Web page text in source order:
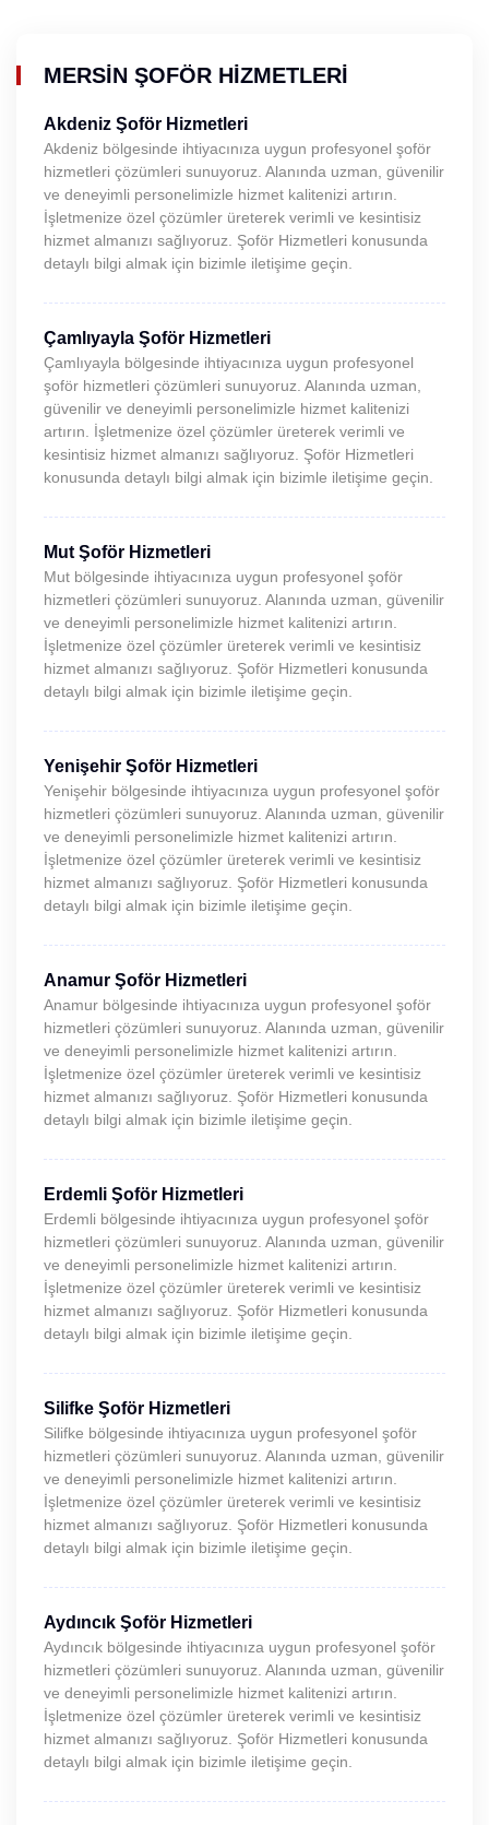
MERSIN ŞOFÖR HIZMETLERI
Akdeniz Şoför Hizmetleri
Akdeniz bölgesinde ihtiyacınıza uygun profesyonel şoför
hizmetleri çözümleri sunuyoruz. Alanında uzman, güvenilir
ve deneyimli personelimizle hizmet kalitenizi artırın.
İşletmenize özel çözümler üreterek verimli ve kesintisiz
hizmet almanızı sağlıyoruz. Şoför Hizmetleri konusunda
detaylı bilgi almak için bizimle iletişime geçin.
Çamlıyayla Şoför Hizmetleri
Çamlıyayla bölgesinde ihtiyacınıza uygun profesyonel
şoför hizmetleri çözümleri sunuyoruz. Alanında uzman,
güvenilir ve deneyimli personelimizle hizmet kalitenizi
artırın. İşletmenize özel çözümler üreterek verimli ve
kesintisiz hizmet almanızı sağlıyoruz. Şoför Hizmetleri
konusunda detaylı bilgi almak için bizimle iletişime geçin.
Mut Şoför Hizmetleri
Mut bölgesinde ihtiyacınıza uygun profesyonel şoför
hizmetleri çözümleri sunuyoruz. Alanında uzman, güvenilir
ve deneyimli personelimizle hizmet kalitenizi artırın.
İşletmenize özel çözümler üreterek verimli ve kesintisiz
hizmet almanızı sağlıyoruz. Şoför Hizmetleri konusunda
detaylı bilgi almak için bizimle iletişime geçin.
Yenişehir Şoför Hizmetleri
Yenişehir bölgesinde ihtiyacınıza uygun profesyonel şoför
hizmetleri çözümleri sunuyoruz. Alanında uzman, güvenilir
ve deneyimli personelimizle hizmet kalitenizi artırın.
İşletmenize özel çözümler üreterek verimli ve kesintisiz
hizmet almanızı sağlıyoruz. Şoför Hizmetleri konusunda
detaylı bilgi almak için bizimle iletişime geçin.
Anamur Şoför Hizmetleri
Anamur bölgesinde ihtiyacınıza uygun profesyonel şoför
hizmetleri çözümleri sunuyoruz. Alanında uzman, güvenilir
ve deneyimli personelimizle hizmet kalitenizi artırın.
İşletmenize özel çözümler üreterek verimli ve kesintisiz
hizmet almanızı sağlıyoruz. Şoför Hizmetleri konusunda
detaylı bilgi almak için bizimle iletişime geçin.
Erdemli Şoför Hizmetleri
Erdemli bölgesinde ihtiyacınıza uygun profesyonel şoför
hizmetleri çözümleri sunuyoruz. Alanında uzman, güvenilir
ve deneyimli personelimizle hizmet kalitenizi artırın.
İşletmenize özel çözümler üreterek verimli ve kesintisiz
hizmet almanızı sağlıyoruz. Şoför Hizmetleri konusunda
detaylı bilgi almak için bizimle iletişime geçin.
Silifke Şoför Hizmetleri
Silifke bölgesinde ihtiyacınıza uygun profesyonel şoför
hizmetleri çözümleri sunuyoruz. Alanında uzman, güvenilir
ve deneyimli personelimizle hizmet kalitenizi artırın.
İşletmenize özel çözümler üreterek verimli ve kesintisiz
hizmet almanızı sağlıyoruz. Şoför Hizmetleri konusunda
detaylı bilgi almak için bizimle iletişime geçin.
Aydıncık Şoför Hizmetleri
Aydıncık bölgesinde ihtiyacınıza uygun profesyonel şoför
hizmetleri çözümleri sunuyoruz. Alanında uzman, güvenilir
ve deneyimli personelimizle hizmet kalitenizi artırın.
İşletmenize özel çözümler üreterek verimli ve kesintisiz
hizmet almanızı sağlıyoruz. Şoför Hizmetleri konusunda
detaylı bilgi almak için bizimle iletişime geçin.